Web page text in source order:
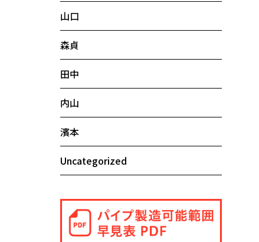
山口
森貞
田中
内山
濱本
Uncategorized